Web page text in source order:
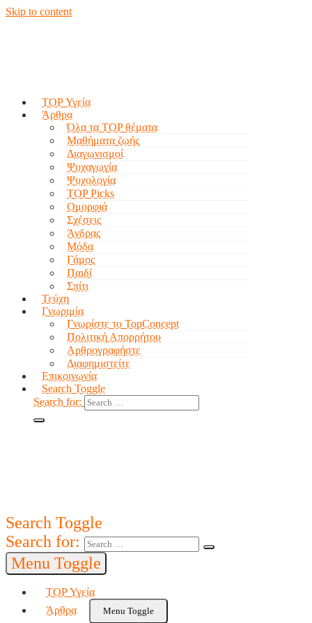
Skip to content
TOP Υγεία
Άρθρα
Όλα τα TOP θέματα
Μαθήματα ζωής
Διαγωνισμοί
Ψυχαγωγία
Ψυχολογία
TOP Picks
Ομορφιά
Σχέσεις
Άνδρας
Μόδα
Γάμος
Παιδί
Σπίτι
Τεύχη
Γνωριμία
Γνωρίστε το TopConcept
Πολιτική Απορρήτου
Αρθρογραφήστε
Διαφημιστείτε
Επικοινωνία
Search Toggle
Search for:
Search Toggle
Search for:
Menu Toggle
TOP Υγεία
Άρθρα
Menu Toggle